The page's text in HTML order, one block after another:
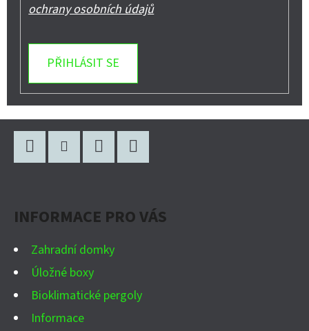
ochrany osobních údajů
PŘIHLÁSIT SE
INFORMACE PRO VÁS
Zahradní domky
Úložné boxy
Bioklimatické pergoly
Informace